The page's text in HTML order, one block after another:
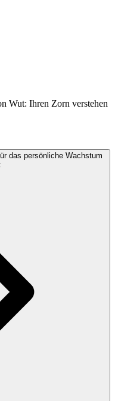
Wut: Ihren Zorn verstehen
das persönliche Wachstum